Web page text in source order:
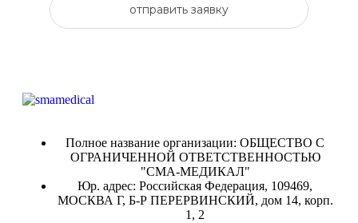
отправить заявку
Полное название организации: ОБЩЕСТВО С
ОГРАНИЧЕННОЙ ОТВЕТСТВЕННОСТЬЮ
"СМА-МЕДИКАЛ"
Юр. адрес: Российская Федерация, 109469,
МОСКВА Г, Б-Р ПЕРЕРВИНСКИЙ, дом 14, корп.
1, 2